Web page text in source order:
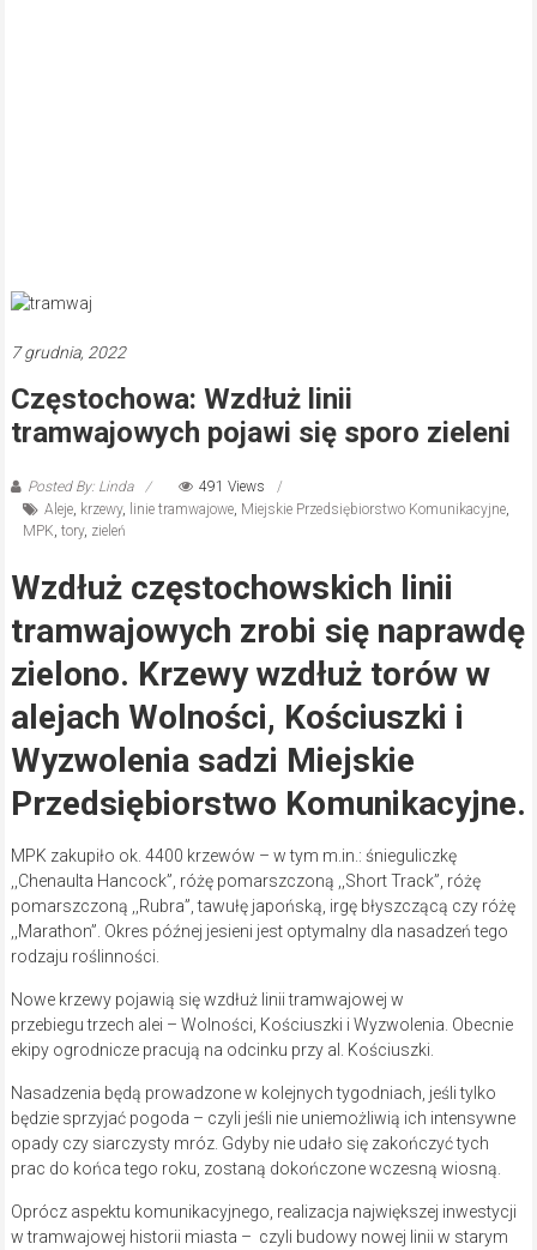
7 grudnia, 2022
Częstochowa: Wzdłuż linii
tramwajowych pojawi się sporo zieleni
Posted By: Linda
491 Views
Aleje, krzewy, linie tramwajowe, Miejskie Przedsiębiorstwo Komunikacyjne,
MPK, tory, zieleń
Wzdłuż częstochowskich linii
tramwajowych zrobi się naprawdę
zielono. Krzewy wzdłuż torów w
alejach Wolności, Kościuszki i
Wyzwolenia sadzi Miejskie
Przedsiębiorstwo Komunikacyjne.
MPK zakupiło ok. 4400 krzewów – w tym m.in.: śnieguliczkę
,,Chenaulta Hancock”, różę pomarszczoną ,,Short Track”, różę
pomarszczoną ,,Rubra”, tawułę japońską, irgę błyszczącą czy różę
,,Marathon”. Okres późnej jesieni jest optymalny dla nasadzeń tego
rodzaju roślinności.
Nowe krzewy pojawią się wzdłuż linii tramwajowej w
przebiegu trzech alei – Wolności, Kościuszki i Wyzwolenia. Obecnie
ekipy ogrodnicze pracują na odcinku przy al. Kościuszki.
Nasadzenia będą prowadzone w kolejnych tygodniach, jeśli tylko
będzie sprzyjać pogoda – czyli jeśli nie uniemożliwią ich intensywne
opady czy siarczysty mróz. Gdyby nie udało się zakończyć tych
prac do końca tego roku, zostaną dokończone wczesną wiosną.
Oprócz aspektu komunikacyjnego, realizacja największej inwestycji
w tramwajowej historii miasta – czyli budowy nowej linii w starym